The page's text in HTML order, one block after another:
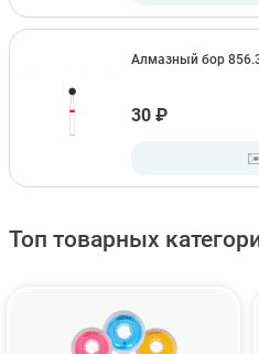
Алмазный бор
30 ₽
Топ товарных